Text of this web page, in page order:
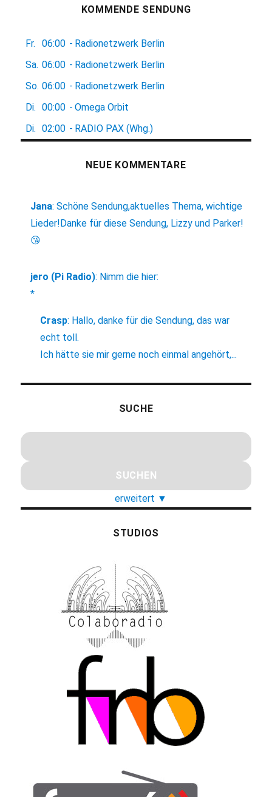
KOMMENDE SENDUNG
Fr. 06:00 - Radionetzwerk Berlin
Sa. 06:00 - Radionetzwerk Berlin
So. 06:00 - Radionetzwerk Berlin
Di.
00:00 - Omega Orbit
Di.
02:00 - RADIO PAX (Whg.)
NEUE KOMMENTARE
Jana:Schöne Sendung,aktuelles Thema, wichtige
Lieder!Danke für diese Sendung, Lizzy und Parker!
😘
jero (Pi Radio): Nimm die hier:
*
Crasp: Hallo, danke für die Sendung, das war
echt toll.
Ich hätte sie mir gerne noch einmal angehört,...
SUCHE
erweitert ▼
STUDIOS